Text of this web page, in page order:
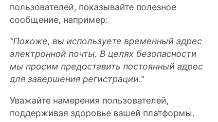
пользователей, показывайте полезное
сообщение, например:
"Похоже, вы используете временный адрес
электронной почты. В целях безопасности
мы просим предоставить постоянный адрес
для завершения регистрации."
Уважайте намерения пользователей,
поддерживая здоровье вашей платформы.